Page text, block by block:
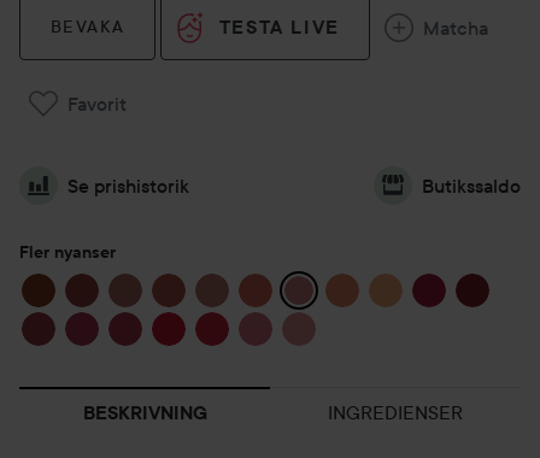
BEVAKA TESTA LIVE Matcha
Favorit
Se prishistorik Butikssaldo
Fler nyanser
BESKRIVNING INGREDIENSER